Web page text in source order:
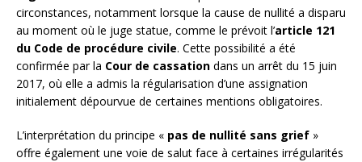
circonstances, notamment lorsque la cause de nullité a disparu
au moment où le juge statue, comme le prévoit l’article 121
du Code de procédure civile. Cette possibilité a été
confirmée par la Cour de cassation dans un arrêt du 15 juin
2017, où elle a admis la régularisation d’une assignation
initialement dépourvue de certaines mentions obligatoires.
L’interprétation du principe « pas de nullité sans grief »
offre également une voie de salut face à certaines irrégularités